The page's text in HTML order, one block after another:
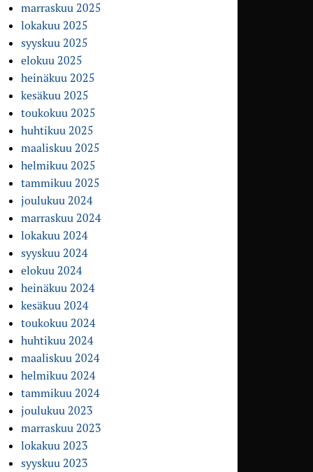
marraskuu 2025
lokakuu 2025
syyskuu 2025
elokuu 2025
heinäkuu 2025
kesäkuu 2025
toukokuu 2025
huhtikuu 2025
maaliskuu 2025
helmikuu 2025
tammikuu 2025
joulukuu 2024
marraskuu 2024
lokakuu 2024
syyskuu 2024
elokuu 2024
heinäkuu 2024
kesäkuu 2024
toukokuu 2024
huhtikuu 2024
maaliskuu 2024
helmikuu 2024
tammikuu 2024
joulukuu 2023
marraskuu 2023
lokakuu 2023
syyskuu 2023